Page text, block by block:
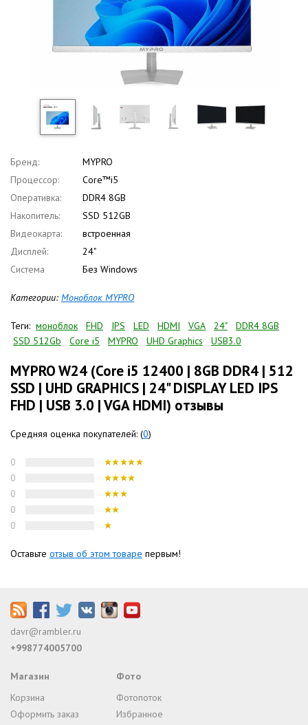
Бренд:
MYPRO
Процессор:
Core™i5
Оперативка:
DDR4 8GB
Накопитель:
SSD 512GB
Видеокарта:
встроенная
Дисплей:
24"
Система
Без Windows
Категории: Моноблок MYPRO
Теги: моноблок FHD IPS LED HDMI VGA 24"
DDR4 8GB
SSD 512Gb
Core i5 MYPRO UHD Graphics USB3.0
MYPRO W24 (Core i5 12400 | 8GB DDR4 | 512
SSD | UHD GRAPHICS | 24" DISPLAY LED IPS
FHD | USB 3.0 | VGA HDMI) отзывы
Средняя оценка покупателей: (0)
0
0
0
0
0
Оставьте отзыв об этом товаре первым!
davr@rambler.ru
+998774005700
Магазин
Корзина
Оформить заказ
Фото
Фотопоток
Избранное